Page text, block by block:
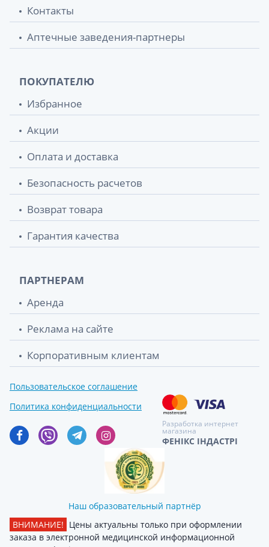
Контакты
Аптечные заведения-партнеры
ПОКУПАТЕЛЮ
Избранное
Акции
Оплата и доставка
Безопасность расчетов
Возврат товара
Гарантия качества
ПАРТНЕРАМ
Аренда
Реклама на сайте
Корпоративным клиентам
Пользовательское соглашение
Политика конфиденциальности
Разработка интернет
магазина
ФЕНІКС ІНДАСТРІ
Наш образовательный партнёр
ВНИМАНИЕ! Цены актуальны только при оформлении
заказа в электронной медицинской информационной